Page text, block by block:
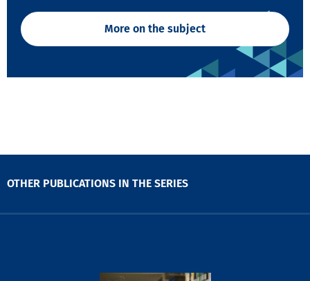
More on the subject
OTHER PUBLICATIONS IN THE SERIES